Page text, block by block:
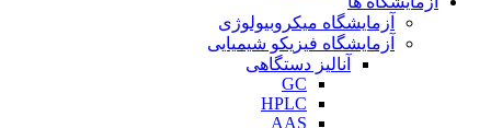
آزمایشگاه میکروبیولوژی
آزمایشگاه فیزیکو شیمیایی
آنالیز دستگاهی
GC
HPLC
AAS